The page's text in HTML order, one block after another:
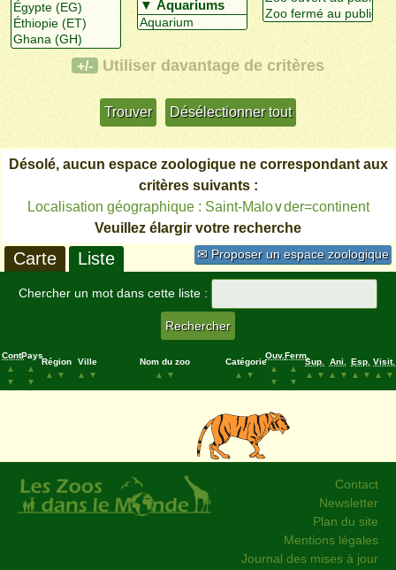
Désolé, aucun espace zoologique ne correspondant aux
critères suivants :
Localisation géographique : Saint-Malo∨der=continent
Veuillez élargir votre recherche
✉ Proposer un espace zoologique
Carte Liste
Chercher un mot dans cette liste :
Cont.
▲
▼
Pays
▲
▼
Région
▲
▼
Ville
▲
▼
Nom du zoo
▲
▼
Catégorie
▲
▼
Ouv.
▲
▼
Ferm.
▲
▼
Sup.
▲
▼
Ani.
▲
▼
Esp.
▲
▼
Visit.
▲
▼
Contact
Newsletter
Plan du site
Mentions légales
Journal des mises à jour